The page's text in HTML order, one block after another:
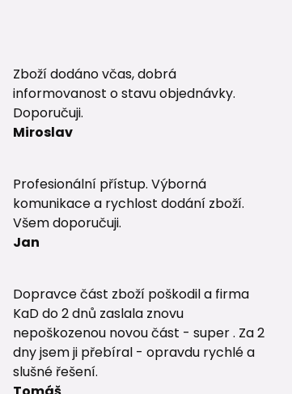
Zboží dodáno včas, dobrá
informovanost o stavu objednávky.
Doporučuji.
Miroslav
Profesionální přístup. Výborná
komunikace a rychlost dodání zboží.
Všem doporučuji.
Jan
Dopravce část zboží poškodil a firma
KaD do 2 dnů zaslala znovu
nepoškozenou novou část - super . Za 2
dny jsem ji přebíral - opravdu rychlé a
slušné řešení.